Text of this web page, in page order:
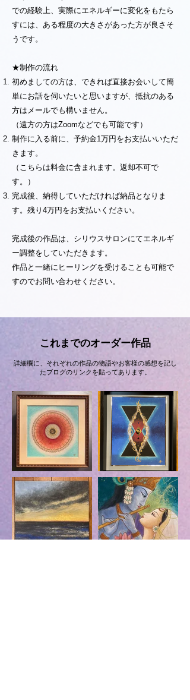
での経験上、実際にエネルギーに変化をもたら
すには、ある程度の大きさがあった方が良さそ
うです。
★制作の流れ
初めましての方は、できれば直接お会いして簡
単にお話を伺いたいと思いますが、抵抗のある
方はメールでも構いません。
（遠方の方はZoomなどでも可能です）
制作に入る前に、予約金1万円をお支払いいただ
きます。
（こちらは料金に含まれます。返却不可で
す。）
完成後、納得していただければ納品となりま
す。残り4万円をお支払いください。
完成後の作品は、シリウスサロンにてエネルギ
ー調整をしていただきます。
作品と一緒にヒーリングを受けることも可能で
すのでお問い合わせください。
これまでのオーダー作品
詳細欄に、
それぞれの作品の物語やお客様の感想を記し
たブログのリンクを貼ってあります。